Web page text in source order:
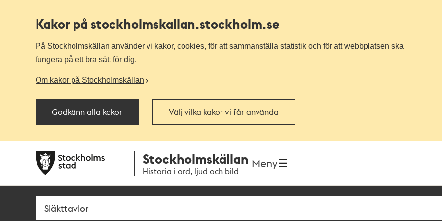
Kakor på stockholmskallan.stockholm.se
På Stockholmskällan använder vi kakor, cookies, för att sammanställa statistik och för att webbplatsen ska
fungera på ett bra sätt för dig.
Om kakor på Stockholmskällan
Godkänn alla kakor Välj vilka kakor vi får använda
navigationen
huvudinnehållet
Stockholmskällan
Historia i ord, ljud och bild
Meny
Sök